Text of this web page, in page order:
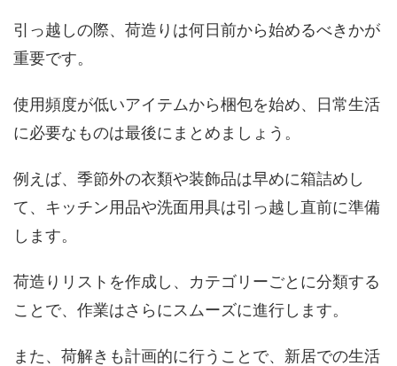
引っ越しの際、荷造りは何日前から始めるべきかが
重要です。
使用頻度が低いアイテムから梱包を始め、日常生活
に必要なものは最後にまとめましょう。
例えば、季節外の衣類や装飾品は早めに箱詰めし
て、キッチン用品や洗面用具は引っ越し直前に準備
します。
荷造りリストを作成し、カテゴリーごとに分類する
ことで、作業はさらにスムーズに進行します。
また、荷解きも計画的に行うことで、新居での生活